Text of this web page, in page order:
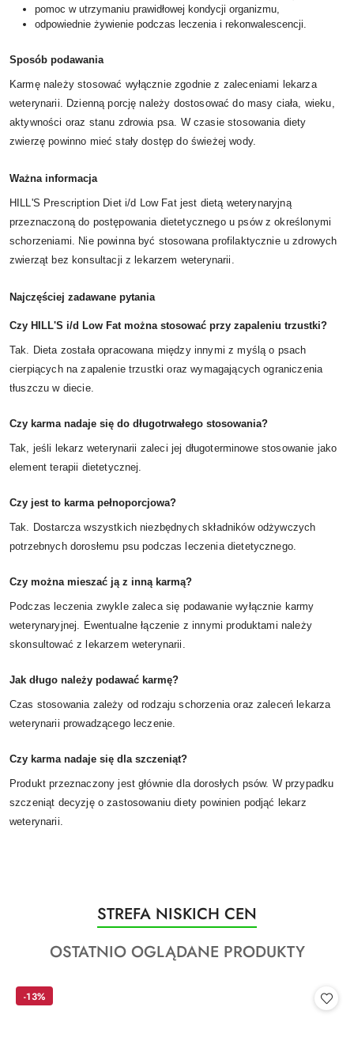
pomoc w utrzymaniu prawidłowej kondycji organizmu,
odpowiednie żywienie podczas leczenia i rekonwalescencji.
Sposób podawania
Karmę należy stosować wyłącznie zgodnie z zaleceniami lekarza
weterynarii. Dzienną porcję należy dostosować do masy ciała, wieku,
aktywności oraz stanu zdrowia psa. W czasie stosowania diety
zwierzę powinno mieć stały dostęp do świeżej wody.
Ważna informacja
HILL'S Prescription Diet i/d Low Fat jest dietą weterynaryjną
przeznaczoną do postępowania dietetycznego u psów z określonymi
schorzeniami. Nie powinna być stosowana profilaktycznie u zdrowych
zwierząt bez konsultacji z lekarzem weterynarii.
Najczęściej zadawane pytania
Czy HILL'S i/d Low Fat można stosować przy zapaleniu trzustki?
Tak. Dieta została opracowana między innymi z myślą o psach
cierpiących na zapalenie trzustki oraz wymagających ograniczenia
tłuszczu w diecie.
Czy karma nadaje się do długotrwałego stosowania?
Tak, jeśli lekarz weterynarii zaleci jej długoterminowe stosowanie jako
element terapii dietetycznej.
Czy jest to karma pełnoporcjowa?
Tak. Dostarcza wszystkich niezbędnych składników odżywczych
potrzebnych dorosłemu psu podczas leczenia dietetycznego.
Czy można mieszać ją z inną karmą?
Podczas leczenia zwykle zaleca się podawanie wyłącznie karmy
weterynaryjnej. Ewentualne łączenie z innymi produktami należy
skonsultować z lekarzem weterynarii.
Jak długo należy podawać karmę?
Czas stosowania zależy od rodzaju schorzenia oraz zaleceń lekarza
weterynarii prowadzącego leczenie.
Czy karma nadaje się dla szczeniąt?
Produkt przeznaczony jest głównie dla dorosłych psów. W przypadku
szczeniąt decyzję o zastosowaniu diety powinien podjąć lekarz
weterynarii.
Pomiń karuzelę produktów
Produkty
o
statusie:
STREFA NISKICH CEN
Produkty
statusie:
OSTATNIO OGLĄDANE PRODUKTY
-13%